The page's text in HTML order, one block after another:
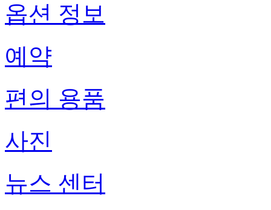
옵션 정보
예약
편의 용품
사진
뉴스 센터